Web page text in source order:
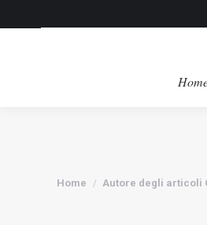
Home Autore degli articoli